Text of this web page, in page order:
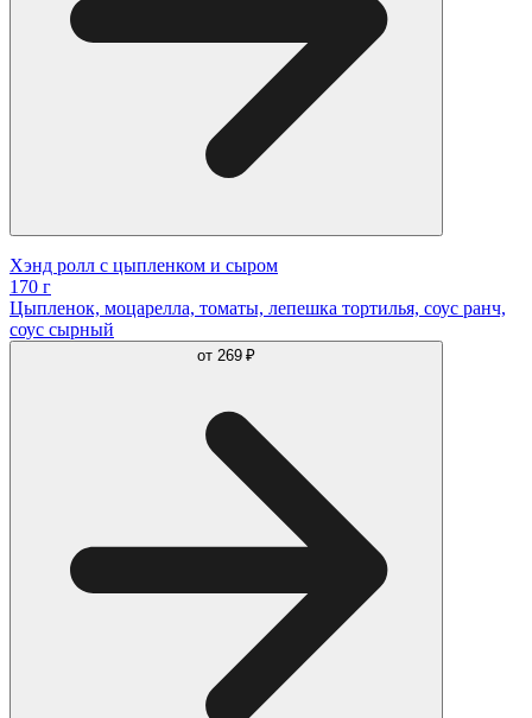
Хэнд ролл с цыпленком и сыром
170 г
Цыпленок, моцарелла, томаты, лепешка тортилья, соус ранч,
соус сырный
от 269 ₽